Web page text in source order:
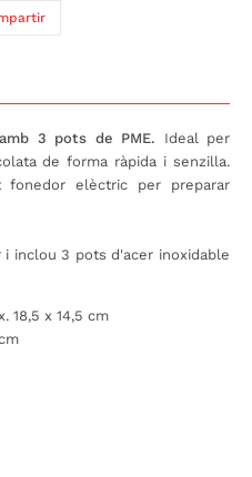
3 pots de PME. Ideal per
de forma ràpida i senzilla.
fonedor elèctric per preparar
inclou 3 pots d'acer inoxidable
18,5 x 14,5 cm